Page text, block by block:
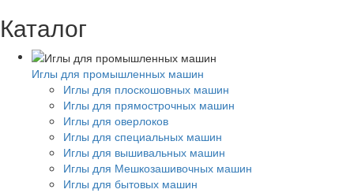
Каталог
Иглы для промышленных машин
Иглы для плоскошовных машин
Иглы для прямострочных машин
Иглы для оверлоков
Иглы для специальных машин
Иглы для вышивальных машин
Иглы для Мешкозашивочных машин
Иглы для бытовых машин